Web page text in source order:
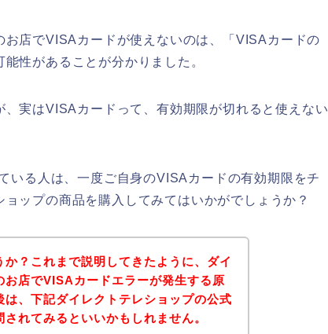
店でVISAカードが使えないのは、「VISAカードの
性があることが分かりました。
実はVISAカードって、有効期限が切れると使えない
いる人は、一度ご自身のVISAカードの有効期限をチ
ップの商品を購入してみてはいかがでしょうか？
か？これまで説明してきたように、ダイ
お店でVISAカードエラーが発生する原
は、下記ダイレクトテレショップの公式
れてみるといいかもしれません。